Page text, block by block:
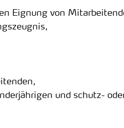
Eignung von
und schutz-